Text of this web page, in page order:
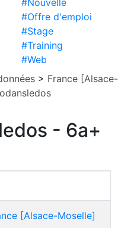
#Nouvelle
#Offre d'emploi
#Stage
#Training
#Web
> France [Alsace-
- 6a+
[Alsace-Moselle]